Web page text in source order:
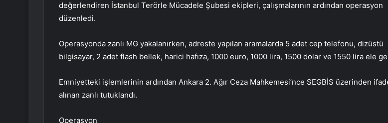
değerlendiren İstanbul Terörle Mücadele Şubesi ekipleri, çalışmalarının ardından operasyon
düzenledi.
Operasyonda zanlı MG yakalanırken, adreste yapılan aramalarda 5 adet cep telefonu, dizüstü
bilgisayar, 2 adet flash bellek, harici hafıza, 1000 euro, 1000 lira, 1500 dolar ve 1550 lira ele
Emniyetteki işlemlerinin ardından Ankara 2. Ağır Ceza Mahkemesi’nce SEGBİS üzerinden
alınan zanlı tutuklandı.
Operasyon